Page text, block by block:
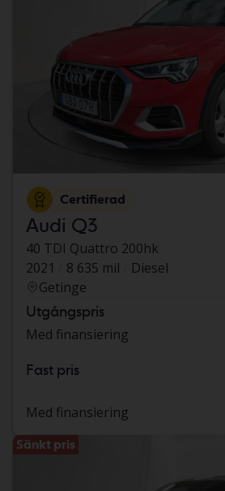
Certifierad
Audi Q3
40 TDI Quattro 200hk
2021
8 635 mil
Diesel
Getinge
Utgångspris
Med finansiering
Fast pris
Med finansiering
Sänkt pris